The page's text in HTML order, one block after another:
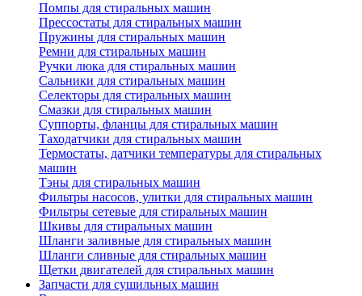
Помпы для стиральных машин
Прессостаты для стиральных машин
Пружины для стиральных машин
Ремни для стиральных машин
Ручки люка для стиральных машин
Сальники для стиральных машин
Селекторы для стиральных машин
Смазки для стиральных машин
Суппорты, фланцы для стиральных машин
Таходатчики для стиральных машин
Термостаты, датчики температуры для стиральных
машин
Тэны для стиральных машин
Фильтры насосов, улитки для стиральных машин
Фильтры сетевые для стиральных машин
Шкивы для стиральных машин
Шланги заливные для стиральных машин
Шланги сливные для стиральных машин
Щетки двигателей для стиральных машин
Запчасти для сушильных машин